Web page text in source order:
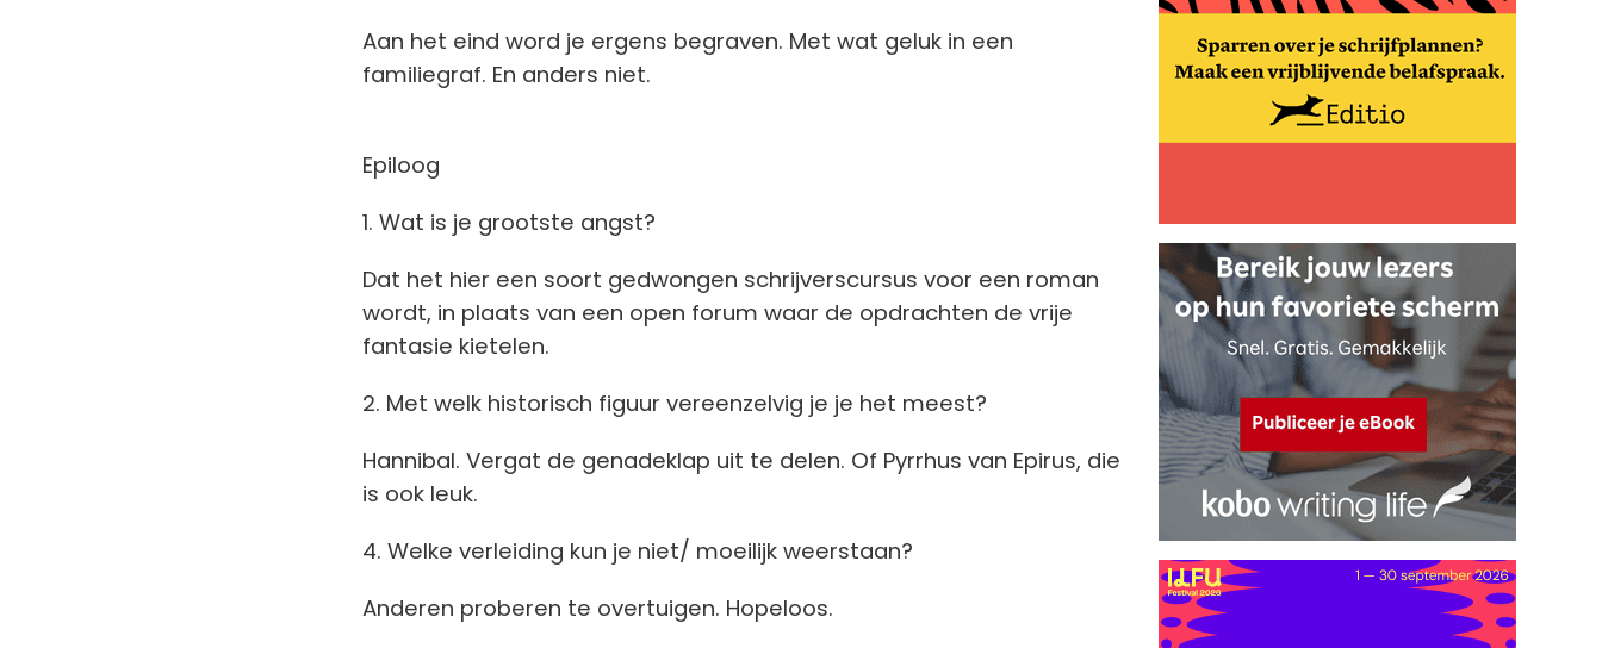
Aan het eind word je ergens begraven. Met wat geluk in een
familiegraf. En anders niet.
Epiloog
1. Wat is je grootste angst?
Dat het hier een soort gedwongen schrijverscursus voor een roman
wordt, in plaats van een open forum waar de opdrachten de vrije
fantasie kietelen.
2. Met welk historisch figuur vereenzelvig je je het meest?
Hannibal. Vergat de genadeklap uit te delen. Of Pyrrhus van Epirus, die
is ook leuk.
4. Welke verleiding kun je niet/ moeilijk weerstaan?
Anderen proberen te overtuigen. Hopeloos.